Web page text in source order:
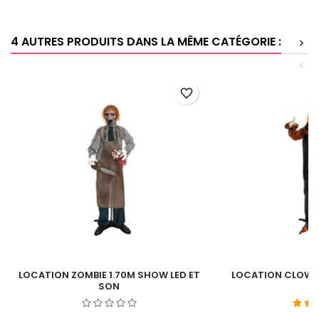
4 AUTRES PRODUITS DANS LA MÊME CATÉGORIE :
>
<
LOCATION ZOMBIE 1.70M SHOW LED ET
SON
favorite_border
LOCATION